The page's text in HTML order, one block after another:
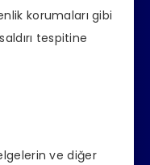
korumaları gibi
tespitine
ve diğer